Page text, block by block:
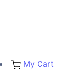
My Cart